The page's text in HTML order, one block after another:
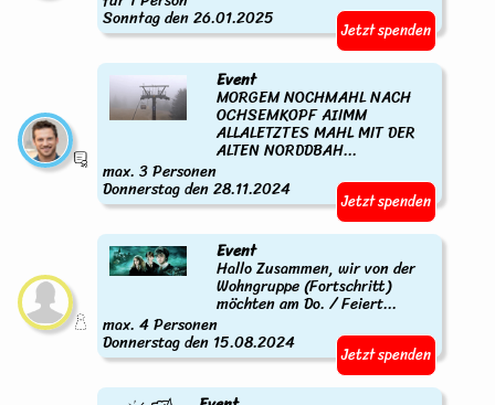
Sonntag den 26.01.2025 Jetzt spenden
Event
MORGEM NOCHMAHL NACH
OCHSEMKOPF AIIMM
ALLALETZTES MAHL MIT DER
ALTEN NORDDBAH...
max. 3 Personen
Donnerstag den 28.11.2024 Jetzt spenden
Event
Hallo Zusammen, wir von der
Wohngruppe (Fortschritt)
möchten am Do. / Feiert...
max. 4 Personen
Donnerstag den 15.08.2024 Jetzt spenden